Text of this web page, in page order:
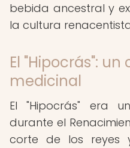
bebida ancestral y
la cultura
El "Hipocrás":
medicinal
El "Hipocrás" era
durante el
corte de los reyes